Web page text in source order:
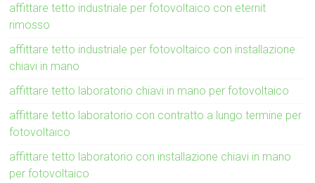
affittare tetto industriale per fotovoltaico con eternit
rimosso
affittare tetto industriale per fotovoltaico con installazione
chiavi in mano
affittare tetto laboratorio chiavi in mano per fotovoltaico
affittare tetto laboratorio con contratto a lungo termine per
fotovoltaico
affittare tetto laboratorio con installazione chiavi in mano
per fotovoltaico